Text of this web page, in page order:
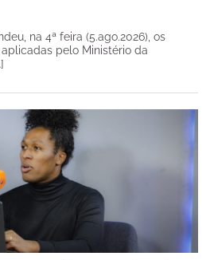
na 4ª feira (5.ago.2026), os
pelo Ministério da